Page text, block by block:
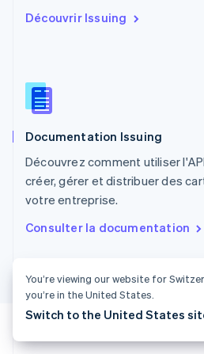
Découvrir Issuing
Documentation Issuing
Découvrez comment utiliser
créer, gérer et distribuer des
votre entreprise.
Consulter la documentation
Portugal
République tchèque
English
English
Singapour
English简体中文
English
Suède
Svenska English
Suisse
Thaïlande
You’re viewing our website for
you’re in the United States.
Switch to the United States